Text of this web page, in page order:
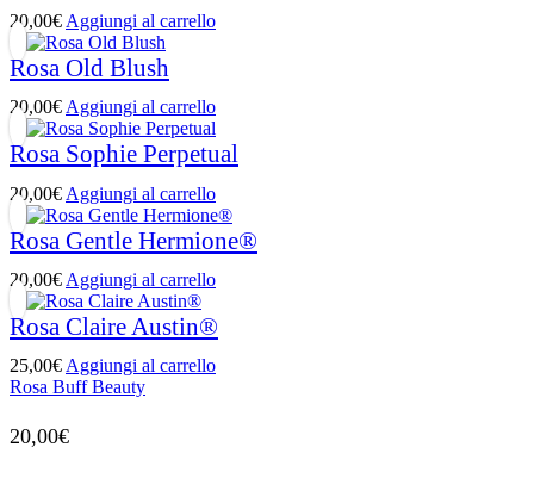
20,00€ Aggiungi al carrello
Rosa Old Blush
20,00€Aggiungi al carrello
Rosa Sophie Perpetual
20,00€ Aggiungi al carrello
Rosa Gentle Hermione®
20,00€ Aggiungi al carrello
Rosa Claire Austin®
25,00€ Aggiungi al carrello
Rosa Buff Beauty
20,00€